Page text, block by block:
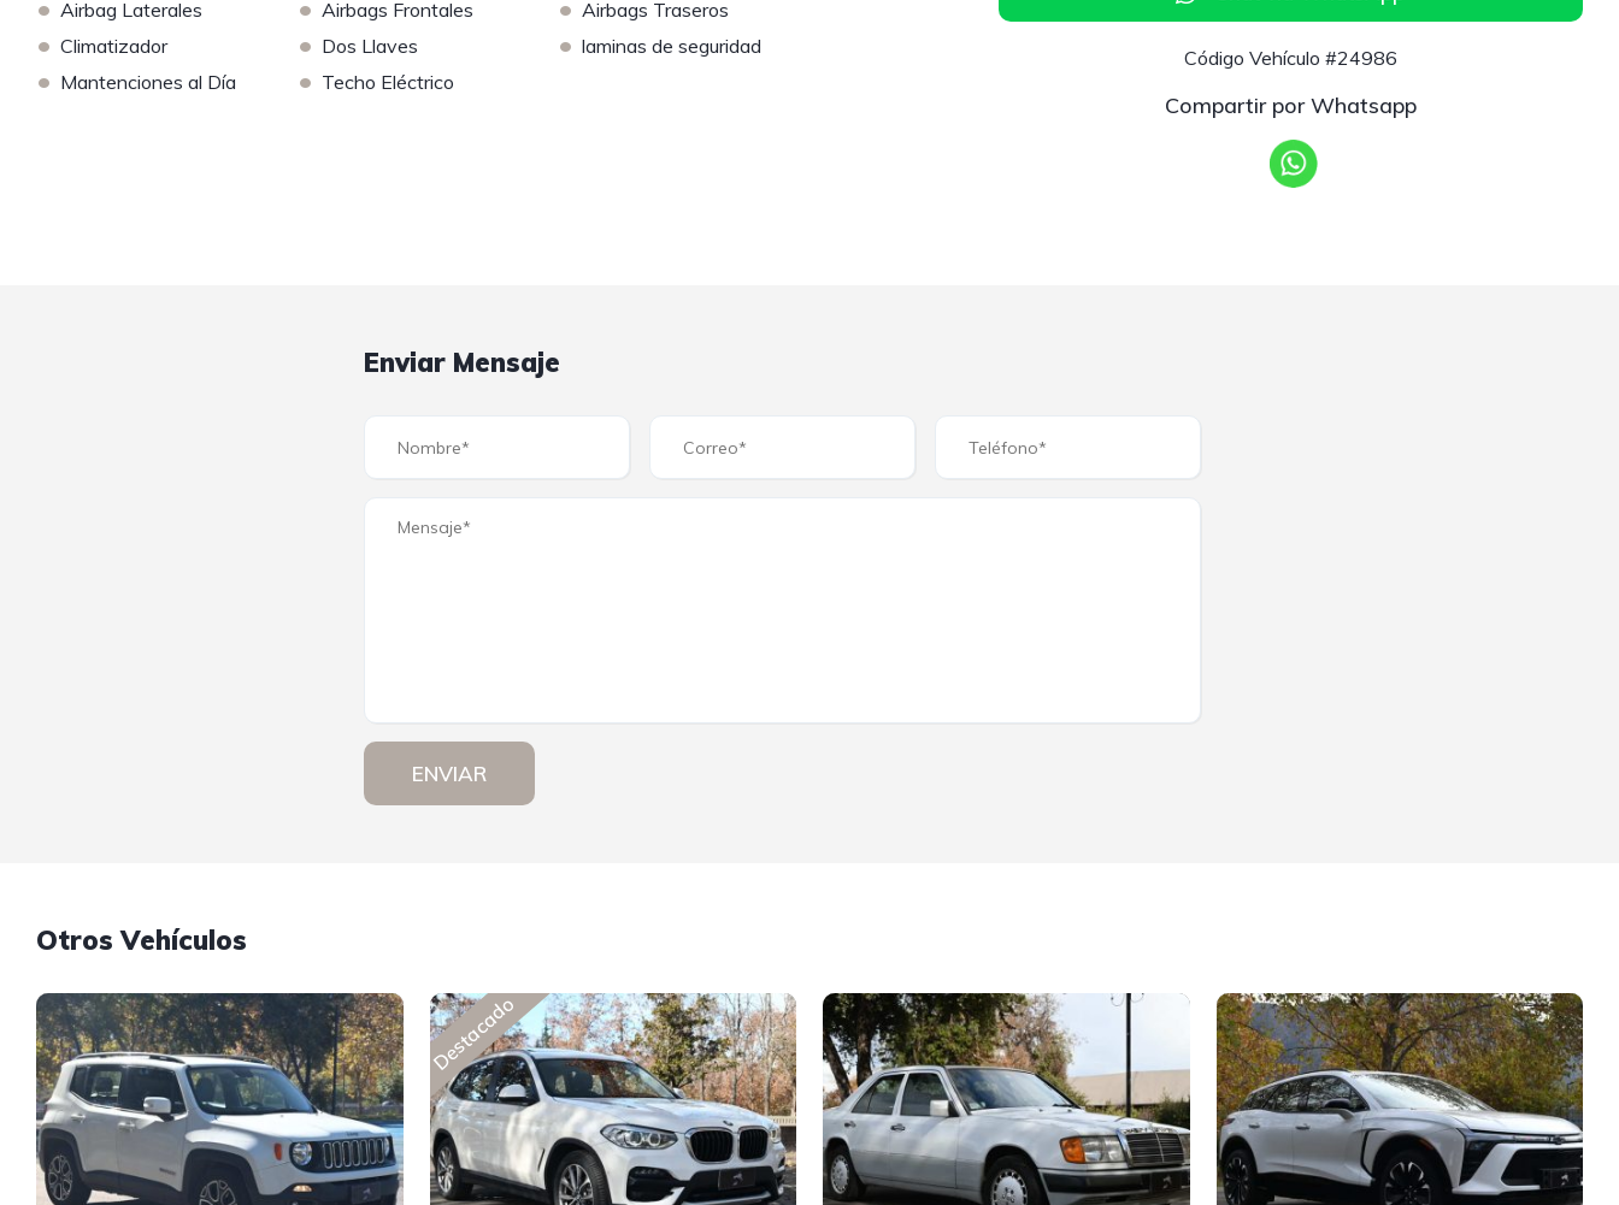
• Airbag Laterales • Airbags Frontales • Airbags Traseros
• Climatizador • Dos Llaves • laminas de seguridad
• Mantenciones al Día • Techo Eléctrico
Código Vehículo #24986
Compartir por Whatsapp
Enviar Mensaje
ENVIAR
Otros Vehículos
Destacado